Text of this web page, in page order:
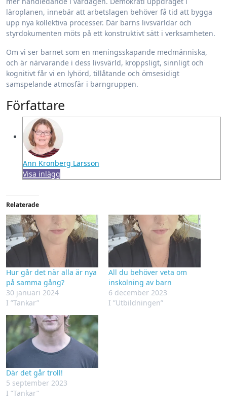
läroplanen, innebär att arbetslagen behöver få tid att bygga
upp nya kollektiva processer. Där barns livsvärldar och
styrdokumenten möts på ett konstruktivt sätt i verksamheten.
Om vi ser barnet som en meningsskapande medmänniska,
och är närvarande i dess livsvärld, kroppsligt, sinnligt och
kognitivt får vi en lyhörd, tillåtande och ömsesidigt
samspelande atmosfär i barngruppen.
Författare
Ann Kronberg Larsson
Visa inlägg
Relaterade
Hur går det när alla är nya
på samma gång?
30 januari 2024
I ”Tankar”
All du behöver veta om
inskolning av barn
6 december 2023
I ”Utbildningen”
Där det går troll!
5 september 2023
I ”Tankar”